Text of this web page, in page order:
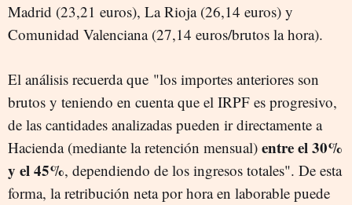
Madrid (23,21 euros), La Rioja (26,14 euros) y
Comunidad Valenciana (27,14 euros/brutos la hora).
El análisis recuerda que "los importes anteriores son
brutos y teniendo en cuenta que el IRPF es progresivo,
de las cantidades analizadas pueden ir directamente a
Hacienda (mediante la retención mensual) entre el 30%
y el 45%, dependiendo de los ingresos totales". De esta
forma, la retribución neta por hora en laborable puede